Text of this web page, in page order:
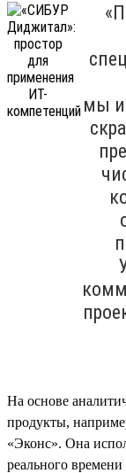
мы
На основе
продукты,
«Эконс». Она
реального